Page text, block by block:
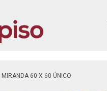
MIRANDA 60 X 60 ÚNICO